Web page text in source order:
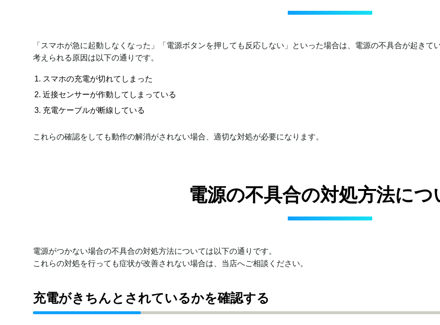
「スマホが急に起動しなくなった」「電源ボタンを押しても反応しない」といった場合は、電源の不具合が起きて
考えられる原因は以下の通りです。
スマホの充電が切れてしまった
近接センサーが作動してしまっている
充電ケーブルが断線している
これらの確認をしても動作の解消がされない場合、適切な対処が必要になります。
電源の不具合の対処方法につ
電源がつかない場合の不具合の対処方法については以下の通りです。
これらの対処を行っても症状が改善されない場合は、当店へご相談ください。
充電がきちんとされているかを確認する